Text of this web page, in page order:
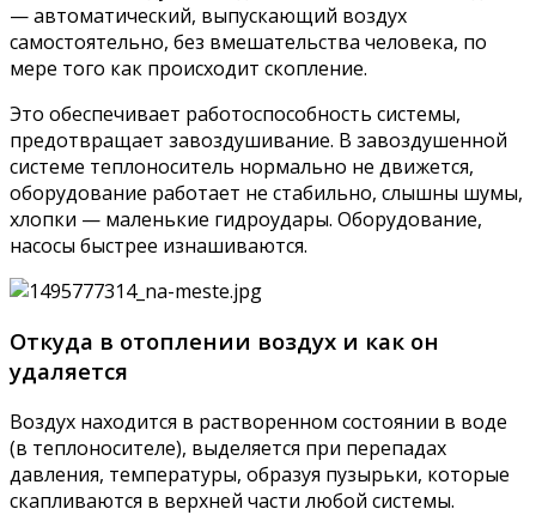
— автоматический, выпускающий воздух
самостоятельно, без вмешательства человека, по
мере того как происходит скопление.
Это обеспечивает работоспособность системы,
предотвращает завоздушивание. В завоздушенной
системе теплоноситель нормально не движется,
оборудование работает не стабильно, слышны шумы,
хлопки — маленькие гидроудары. Оборудование,
насосы быстрее изнашиваются.
Откуда в отоплении воздух и как он
удаляется
Воздух находится в растворенном состоянии в воде
(в теплоносителе), выделяется при перепадах
давления, температуры, образуя пузырьки, которые
скапливаются в верхней части любой системы.